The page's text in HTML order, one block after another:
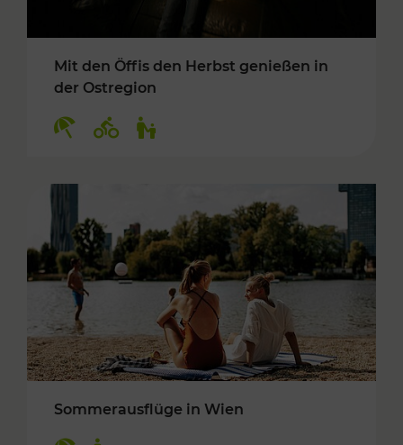
Mit den Öffis den Herbst genießen in
der Ostregion
Sommerausflüge in Wien